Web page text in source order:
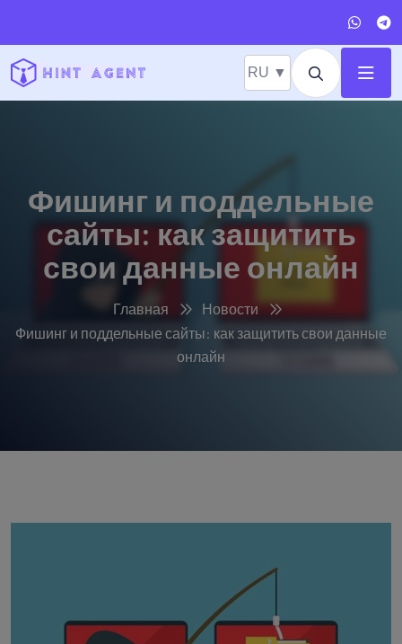
RU ▼
Фишинг и поддельные
сайты: как защитить
свои данные онлайн
Главная
Новости
Фишинг и поддельные сайты: как защитить свои данные
онлайн